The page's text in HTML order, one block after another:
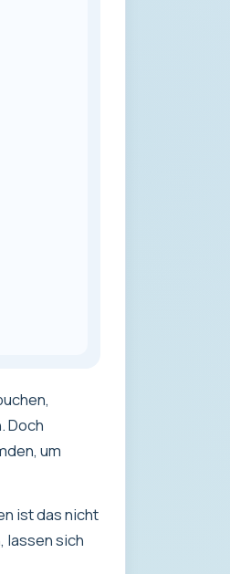
Doch
um
ist das nicht
lassen sich